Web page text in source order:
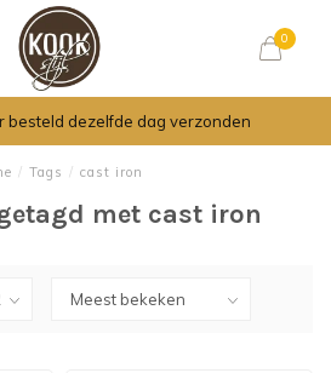
0
besteld dezelfde dag verzonden
/ Tags / cast iron
met cast iron